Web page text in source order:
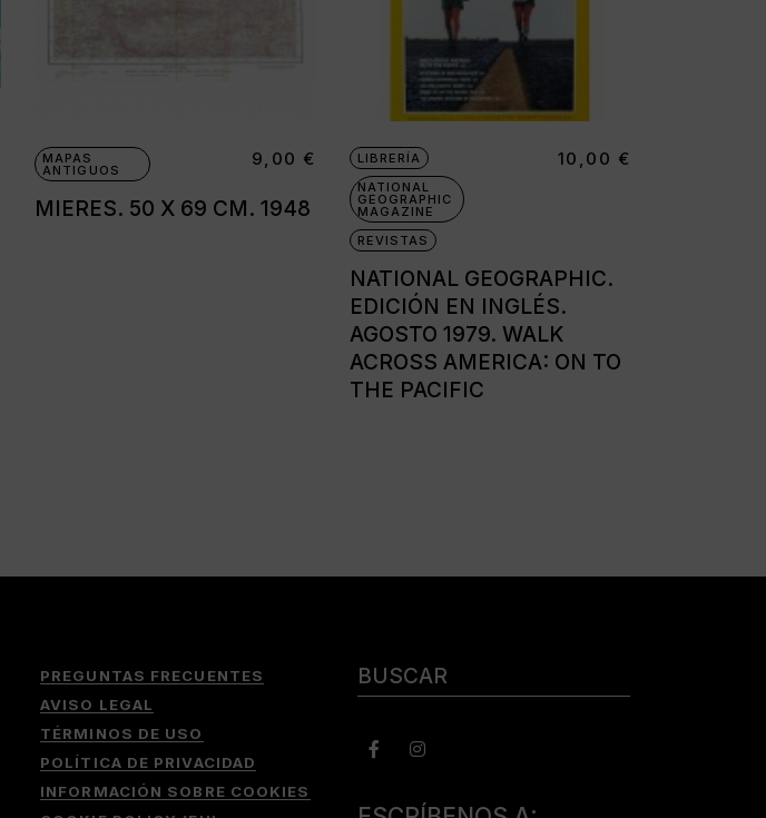
MAPAS
ANTIGUOS
MIERES. 50 X 69 CM. 1948
9,00 €
LIBRERÍA
NATIONAL
GEOGRAPHIC
MAGAZINE
REVISTAS
NATIONAL GEOGRAPHIC.
EDICIÓN EN INGLÉS.
AGOSTO 1979. WALK
ACROSS AMERICA: ON TO
THE PACIFIC
10,00 €
PREGUNTAS FRECUENTES
AVISO LEGAL
TÉRMINOS DE USO
POLÍTICA DE PRIVACIDAD
INFORMACIÓN SOBRE COOKIES
Buscar: